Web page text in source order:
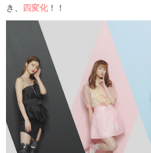
き、
四変化 ！！